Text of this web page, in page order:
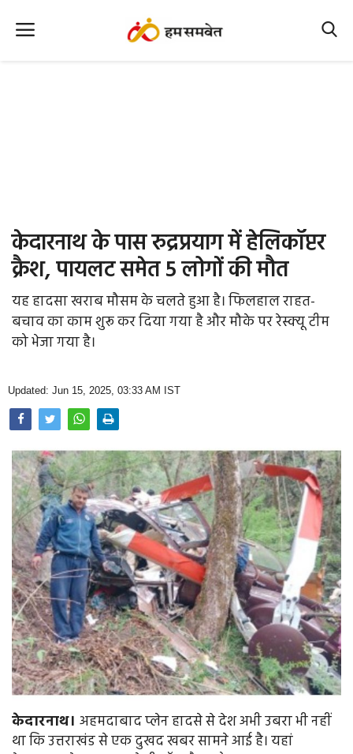
Office Office
Farm & Food
Health & Lifestyle
Home
केदारनाथ के पास रुद्रप्रयाग में हेलिकॉप्टर
क्रैश, पायलट समेत 5 लोगों की मौत
यह हादसा खराब मौसम के चलते हुआ है। फिलहाल राहत-
बचाव का काम शुरू कर दिया गया है और मौके पर रेस्क्यू टीम
को भेजा गया है।
Updated: Jun 15, 2025, 03:33 AM IST
केदारनाथ। अहमदाबाद प्लेन हादसे से देश अभी उबरा भी नहीं
था कि उत्तराखंड से एक दुखद खबर सामने आई है। यहां